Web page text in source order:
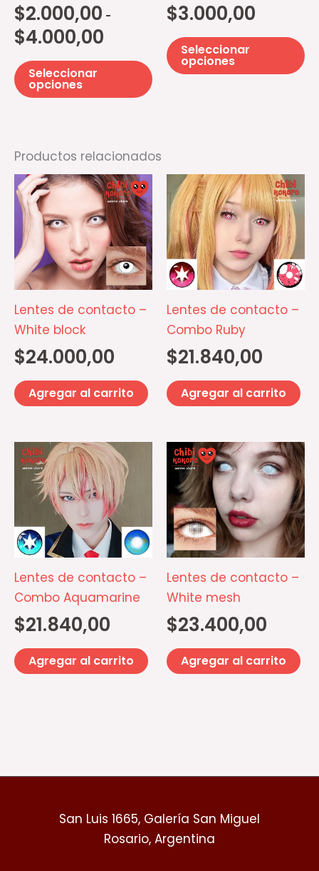
$2.000,00 -
$4.000,00
Seleccionar
opciones
elegir
página
$3.000,00
Seleccionar
opciones
la
Productos relacionados
Lentes de contacto –
White block
$24.000,00
Agregar al carrito
Lentes de contacto –
Combo Ruby
$21.840,00
Agregar al carrito
Lentes de contacto –
Combo Aquamarine
$21.840,00
Agregar al carrito
Lentes de contacto –
White mesh
$23.400,00
Agregar al carrito
San Luis 1665, Galería San Miguel
Rosario, Argentina